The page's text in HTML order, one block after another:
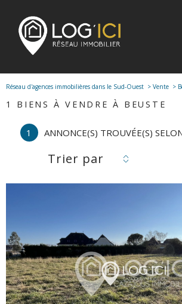
Réseau d'agences immobilières dans le Sud-Ouest Vente
1 BIENS À VENDRE À BEUSTE
1 ANNONCE(S) TROUVÉE(S)
Trier par
voir le
bien